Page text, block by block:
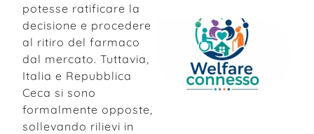
potesse ratificare la
decisione e procedere
al ritiro del farmaco
dal mercato. Tuttavia,
Italia e Repubblica
Ceca si sono
formalmente opposte,
sollevando rilievi in